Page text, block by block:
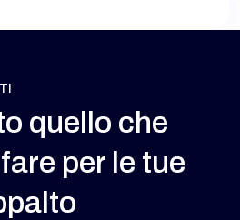
quello che
per le tue